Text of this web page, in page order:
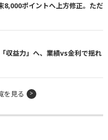
8,000ポイントへ上方修正。ただ
収益力」へ、業績vs金利で揺れ
を見る